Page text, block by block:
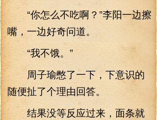
“你怎么不吃啊？”李阳一边擦
嘴，一边好奇问道。
“我不饿。”
周子瑜憋了一下，下意识的
随便扯了个理由回答。
结果没等反应过来，面条就